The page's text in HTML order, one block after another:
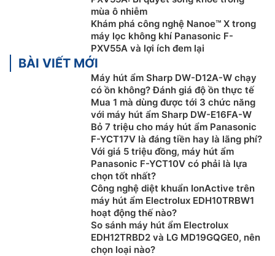
Luồng gió tuần hoàn 3D giúp không khí
trong phòng luôn sạch sẽ
Nhiều loại chất gây ô nhiễm xuất hiện ở các độ cao
khác nhau giữa trần nhà và sàn nhà trong căn phòng.
Tương tự, luồng gió tuần hoàn 3D được chia thành hai
chế độ – “Luồng gió bên” và “Luồng gió phía trước” –
để loại bỏ các chất gây ô nhiễm sao cho phù hợp.
mùa ô nhiễm
Khám phá công nghệ Nanoe™ X trong
máy lọc không khí Panasonic F-
PXV55A và lợi ích đem lại
BÀI VIẾT MỚI
Máy hút ẩm Sharp DW-D12A-W chạy
có ồn không? Đánh giá độ ồn thực tế
Mua 1 mà dùng được tới 3 chức năng
với máy hút ẩm Sharp DW-E16FA-W
Bỏ 7 triệu cho máy hút ẩm Panasonic
F-YCT17V là đáng tiền hay là lãng phí?
Với giá 5 triệu đồng, máy hút ẩm
Panasonic F-YCT10V có phải là lựa
chọn tốt nhất?
Công nghệ diệt khuẩn IonActive trên
máy hút ẩm Electrolux EDH10TRBW1
hoạt động thế nào?
So sánh máy hút ẩm Electrolux
EDH12TRBD2 và LG MD19GQGE0, nên
chọn loại nào?